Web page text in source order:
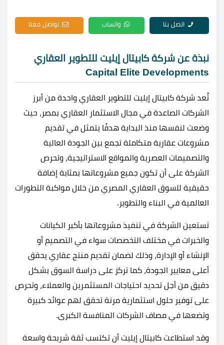
اتصل بنا واتساب تواصل معنا
نبذة عن شركة كابيتال إيليت للتطوير العقاري
Capital Elite Developments
تُعد شركة كابيتال إيليت للتطوير العقاري واحدة من أبرز
الشركات الصاعدة في مجال الاستثمار العقاري بمصر، حيث
وضعت لنفسها منذ البداية هدفًا يتمثل في تقديم
مشروعات عقارية متكاملة تجمع بين الجودة العالية
والتصميمات العصرية والمواقع الاستراتيجية، وتحرص
الشركة على أن تكون جميع مشروعاتها بمثابة إضافة
حقيقية للسوق العقاري المصري من خلال مواكبة التطورات
العالمية في البناء والتطوير.
تستعين الشركة في تنفيذ مشروعاتها بأكبر الكيانات
والخبرات في مختلف التخصصات سواء في التصميم أو
الإنشاء أو الإدارة، وذلك لضمان تقديم منتج عقاري يحقق
أعلى معايير الجودة، كما تركز على دراسة السوق بشكل
دقيق من أجل تحديد احتياجات المستثمرين والعملاء، وتحرص
على توفير حلول استثمارية مرنة تحقق لهم عوائد كبيرة
وتضعها في مصاف الشركات المنافسة الكبرى.
وقد استطاعت كابيتال إيليت أن تكتسب ثقة شريحة واسعة